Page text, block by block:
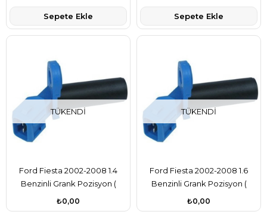
Sepete Ekle Sepete Ekle
TÜKENDI
Ford Fiesta 2002-2008 1.4
Benzinli Grank Pozisyon (
Grank Devir) Sensörü Fae
Marka YS6A6C315AB
₺0,00
TÜKENDI
Ford Fiesta 2002-2008 1.6
Benzinli Grank Pozisyon (
Grank Devir) Sensörü Fae
Marka YS6A6C315AB
₺0,00